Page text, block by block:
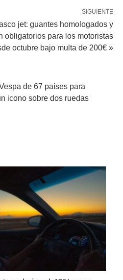
SIGUIENTE
jet: guantes homologados y
obligatorios para los motoristas
octubre bajo multa de 200€ »
de 67 países para
icono sobre dos ruedas